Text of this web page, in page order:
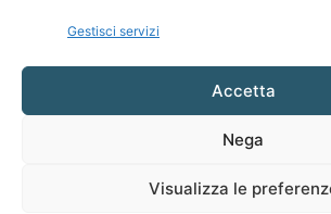
Gestisci servizi
Accetta
Nega
Visualizza le